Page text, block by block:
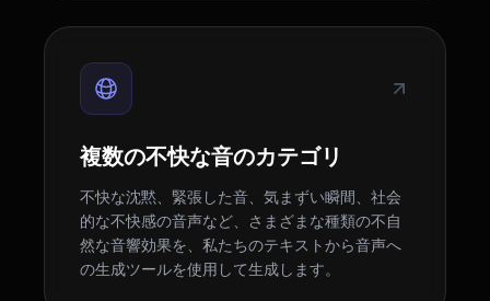
複数の不快な音のカテゴリ
不快な沈黙、緊張した音、気まずい瞬間、社会
的な不快感の音声など、さまざまな種類の不自
然な音響効果を、私たちのテキストから音声へ
の生成ツールを使用して生成します。